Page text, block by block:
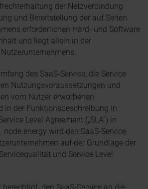
der Netzverbindung
und Bereitstellung der auf Seiten
erforderlichen Hard- und Software
und liegt allein in der
des SaaS-Service, die Service
Nutzungsvoraussetzungen und
vom Nutzer erworbenen
in der Funktionsbeschreibung in
Level Agreement („SLA“) in
wird den SaaS-Service
auf der Grundlage der
und Service Level